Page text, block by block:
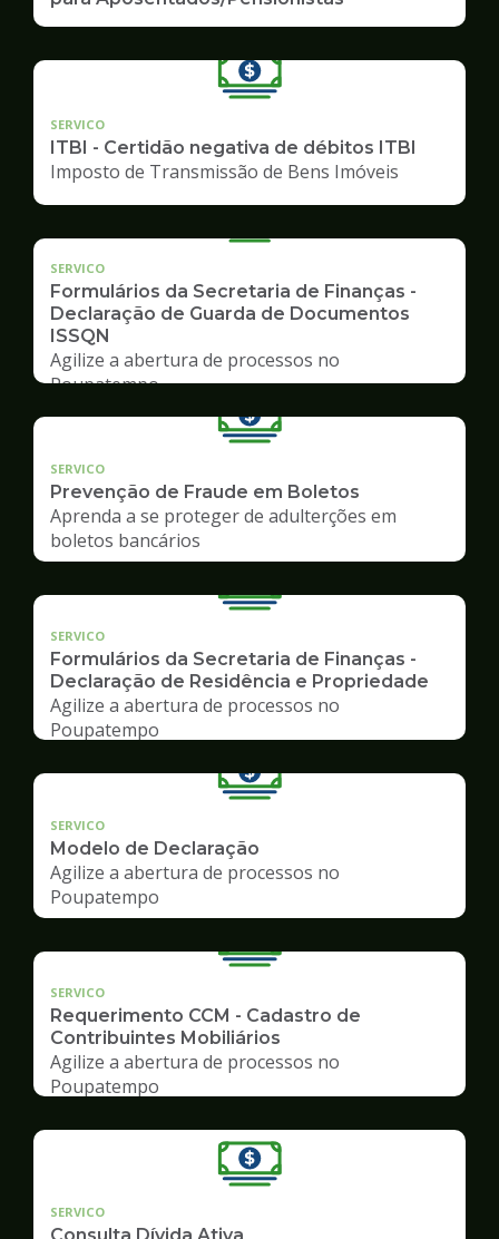
SERVICO
ITBI - Certidão negativa de débitos ITBI
Imposto de Transmissão de Bens Imóveis
SERVICO
Formulários da Secretaria de Finanças -
Declaração de Guarda de Documentos
ISSQN
Agilize a abertura de processos no
Poupatempo
SERVICO
Prevenção de Fraude em Boletos
Aprenda a se proteger de adulterções em
boletos bancários
SERVICO
Formulários da Secretaria de Finanças -
Declaração de Residência e Propriedade
Agilize a abertura de processos no
Poupatempo
SERVICO
Modelo de Declaração
Agilize a abertura de processos no
Poupatempo
SERVICO
Requerimento CCM - Cadastro de
Contribuintes Mobiliários
Agilize a abertura de processos no
Poupatempo
SERVICO